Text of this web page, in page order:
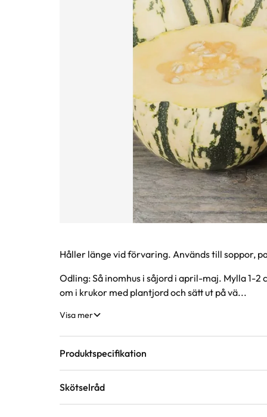
Produktinformation
Håller länge vid förvaring. Används till soppor,
Odling: Så inomhus i såjord i april-maj. Mylla 1-
om i krukor med plantjord och sätt ut på vä...
Visa mer
Produktspecifikation
Förväntad sluthöjd
Skötselråd